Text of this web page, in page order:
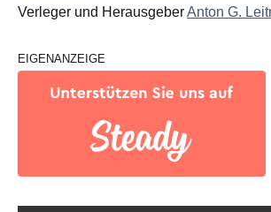
Verleger und HerausgeberAnton G.
EIGENANZEIGE